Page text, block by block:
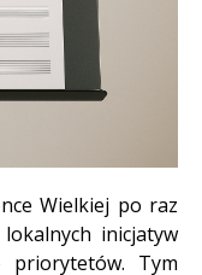
Wielkiej po raz
inicjatyw
Tym